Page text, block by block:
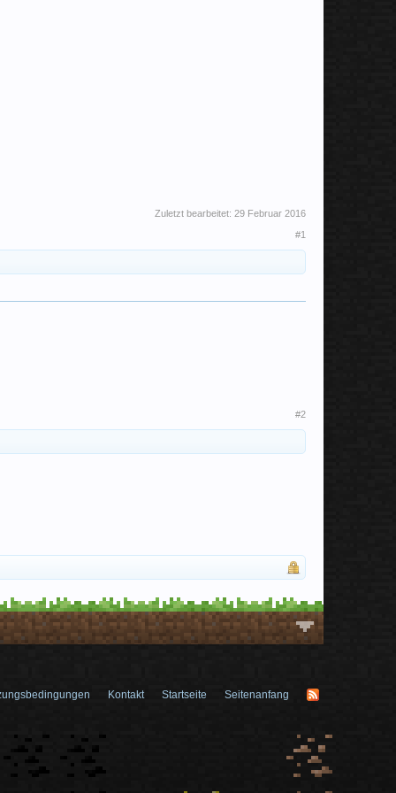
Zuletzt bearbeitet: 29 Februar 2016
#1
#2
Kontakt Startseite Seitenanfang